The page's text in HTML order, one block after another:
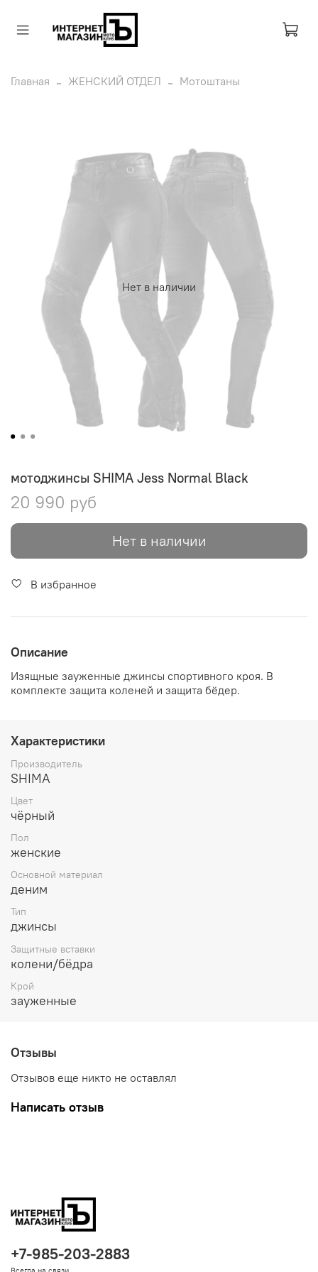
Главная ЖЕНСКИЙ ОТДЕЛ Мотоштаны
Нет в наличии
мотоджинсы SHIMA Jess Normal Black
20 990 руб
Нет в наличии
В избранное
Описание
Изящные зауженные джинсы спортивного кроя. В
комплекте защита коленей и защита бёдер.
Характеристики
Производитель
SHIMA
Цвет
чёрный
Пол
женские
Основной материал
деним
Тип
джинсы
Защитные вставки
колени/бёдра
Крой
зауженные
Отзывы
Отзывов еще никто не оставлял
Написать отзыв
+7-985-203-2883